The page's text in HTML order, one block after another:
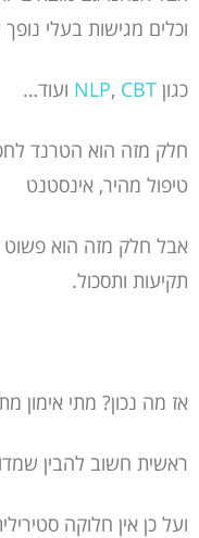
וכלים מגישות בעלי נופך
כגון NLP, CBT ועוד…
חלק מזה הוא הטרנד
טיפול מהיר, אינסטנט
אבל חלק מזה הוא פשוט
תקיעות ותסכול.
אז מה נכון? מתי אימון
ראשית חשוב להבין
ועל כן אין חלוקה